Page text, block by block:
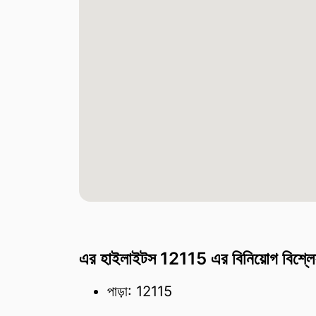
এর হাইলাইটস 12115 এর বিনিয়োগ
পাড়া: 12115